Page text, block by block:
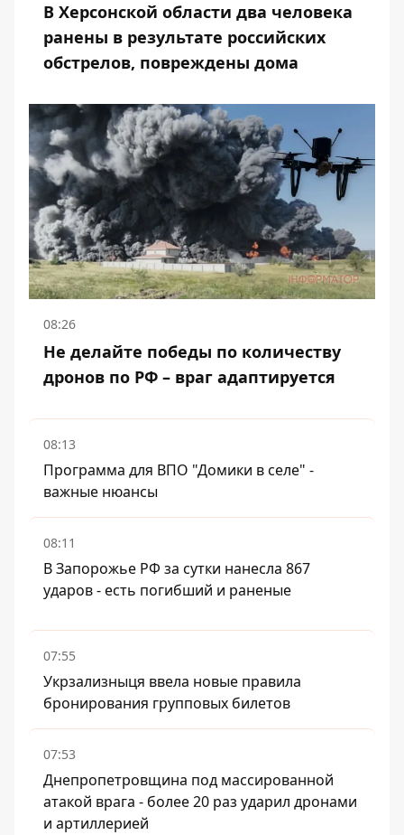
В Херсонской области два человека
ранены в результате российских
обстрелов, повреждены дома
08:26
Не делайте победы по количеству
дронов по РФ – враг адаптируется
08:13
Программа для ВПО "Домики в селе" -
важные нюансы
08:11
В Запорожье РФ за сутки нанесла 867
ударов - есть погибший и раненые
07:55
Укрзализныця ввела новые правила
бронирования групповых билетов
07:53
Днепропетровщина под массированной
атакой врага - более 20 раз ударил дронами
и артиллерией